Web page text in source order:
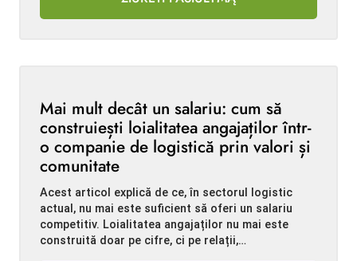
Mai mult decât un salariu: cum să
construiești loialitatea angajaților într-
o companie de logistică prin valori și
comunitate
Acest articol explică de ce, în sectorul logistic
actual, nu mai este suficient să oferi un salariu
competitiv. Loialitatea angajaților nu mai este
construită doar pe cifre, ci pe relații,…